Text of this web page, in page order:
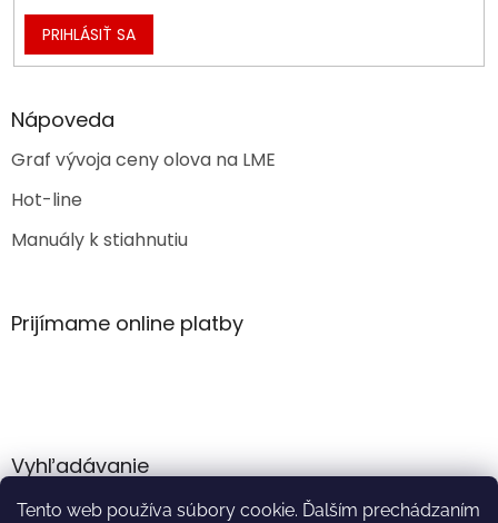
Tento web používa súbory cookie. Ďalším prechádzaním
PRIHLÁSIŤ SA
Nápoveda
Graf vývoja ceny olova na LME
Hot-line
Manuály k stiahnutiu
Prijímame online platby
Vyhľadávanie